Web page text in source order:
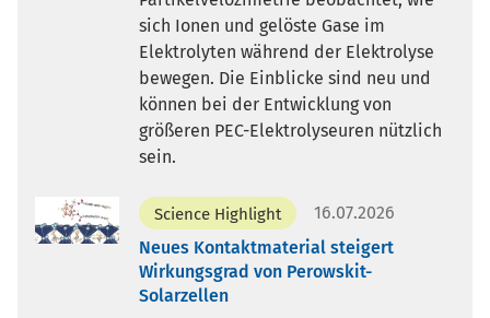
sich Ionen und gelöste Gase im
Elektrolyten während der Elektrolyse
bewegen. Die Einblicke sind neu und
können bei der Entwicklung von
größeren PEC-Elektrolyseuren nützlich
sein.
Science Highlight
16.07.2026
Neues Kontaktmaterial steigert
Wirkungsgrad von Perowskit-
Solarzellen